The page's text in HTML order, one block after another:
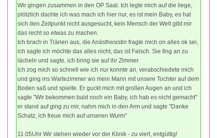
Wir gingen zusammen in den OP Saal. Ich legte mich auf die liege,
plötzlich dachte ich was mach ich hier nur, es ist mein Baby, es hat
sich den Zeitpunkt nicht ausgesucht, kein Mensch der Welt gibt mir
das recht so etwas zu machen.
Ich brach in Tränen aus, die Anästhesistin fragte mich on alles ok sei,
ich sagte ich möchte das alles nicht, das ist Falsch. Sie fing an zu
lächeln und sagte, ich bring sie auf ihr Zimmer.
Ich zog mich so schnell wie ich nur konnte an, verabschiedete mich
und ging ins Wartezimmer wo mein Mann mit unsere Tochter auf dem
Boden saß und spielte. Er guckt mich mit großen Augen an und ich
sagte "Wir bekommen bald noch ein Baby, ich hab es nicht gemacht"
er stand auf ging zu mir, nahm mich in den Arm und sagte "Danke
Schatz, ich freue mich auf unseren Wurm"
11.05Uhr Wir stehen wieder vor der Klinik - zu viert, entgültig!